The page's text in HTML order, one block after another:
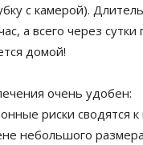
с камерой).
а всего через сутки
домой!
очень удобен:
риски сводятся
небольшого